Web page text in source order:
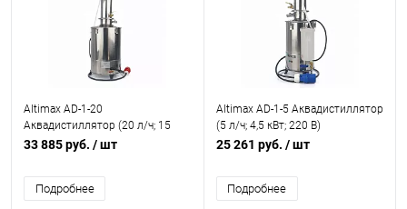
Altimax AD-1-20
Аквадистиллятор (20 л/ч; 15
кВт; 380 В)
33 885 руб. / шт
Подробнее
Altimax AD-1-5 Аквадистиллятор
(5 л/ч; 4,5 кВт; 220 В)
25 261 руб. / шт
Подробнее